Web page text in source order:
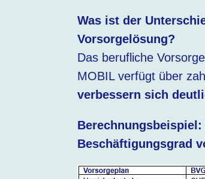
Was ist der
Vorsorgelösung?
Das berufliche
MOBIL verfügt über
verbessern sich
Berechnungsbeispiel:
Beschäftigungsgrad